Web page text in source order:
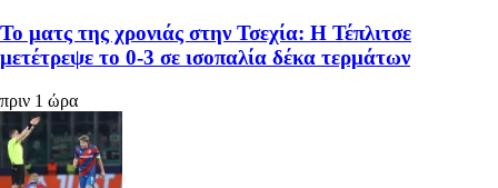
Το ματς της χρονιάς στην Τσεχία: Η Τέπλιτσε
μετέτρεψε το 0-3 σε ισοπαλία δέκα τερμάτων
πριν 1 ώρα